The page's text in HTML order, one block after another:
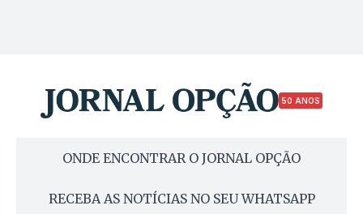
50 ANOS
ONDE ENCONTRAR O JORNAL OPÇÃO
RECEBA AS NOTÍCIAS NO SEU WHATSAPP